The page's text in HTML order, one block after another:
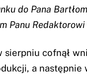
do Pana
Panu Redaktorowi
sierpniu cofnął
a następnie